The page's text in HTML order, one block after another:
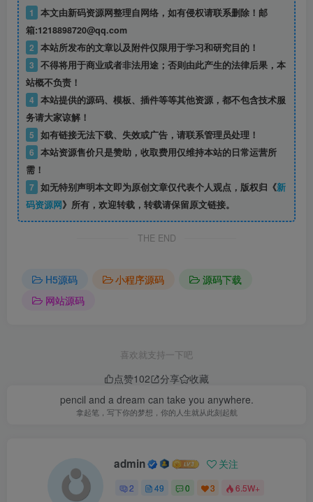
1
本文由新码资源网整理自网络，如有侵权请联系删除！邮
箱:1218898720@qq.com
2 本站所发布的文章以及附件仅限用于学习和研究目的！
3
站概不负责！
4 本站提供的源码、模板、插件等等其他资源，都不包含技术服
务请大家谅解！
5 如有链接无法下载、失效或广告，请联系管理员处理！
6 本站资源售价只是赞助，收取费用仅维持本站的日常运营所
需！
7 如无特别声明本文即为原创文章仅代表个人观点，版权归《新
码资源网》所有，欢迎转载，转载请保留原文链接。
THE END
H5源码 小程序源码
源码下载
网站源码
喜欢就支持一下吧
点赞102 分享
收藏
pencil and a dream can take you anywhere.
拿起笔，写下你的梦想，你的人生就从此刻起航
admin 关注
2 49 0 3 6.5W+